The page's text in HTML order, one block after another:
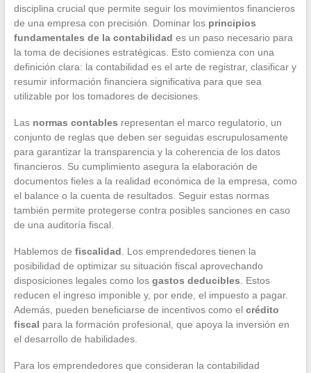
disciplina crucial que permite seguir los movimientos financieros
de una empresa con precisión. Dominar los principios
fundamentales de la contabilidad es un paso necesario para
la toma de decisiones estratégicas. Esto comienza con una
definición clara: la contabilidad es el arte de registrar, clasificar y
resumir información financiera significativa para que sea
utilizable por los tomadores de decisiones.
Las normas contables representan el marco regulatorio, un
conjunto de reglas que deben ser seguidas escrupulosamente
para garantizar la transparencia y la coherencia de los datos
financieros. Su cumplimiento asegura la elaboración de
documentos fieles a la realidad económica de la empresa, como
el balance o la cuenta de resultados. Seguir estas normas
también permite protegerse contra posibles sanciones en caso
de una auditoría fiscal.
Hablemos de fiscalidad . Los emprendedores tienen la
posibilidad de optimizar su situación fiscal aprovechando
disposiciones legales como los gastos deducibles . Estos
reducen el ingreso imponible y, por ende, el impuesto a pagar.
Además, pueden beneficiarse de incentivos como el crédito
fiscal para la formación profesional, que apoya la inversión en
el desarrollo de habilidades.
Para los emprendedores que consideran la contabilidad